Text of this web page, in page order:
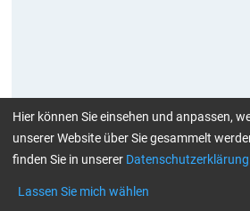
aktuelle Filter: 3k
> 1 bis 2 m
Alle Filter zurücksetzen
Hier können Sie einsehen und anpassen,
unserer Website über Sie gesammelt
finden Sie in unserer Datenschutzerklärung
Lassen Sie mich wählen